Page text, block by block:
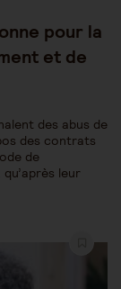
pour la
et de
des abus de
des contrats
de
leur